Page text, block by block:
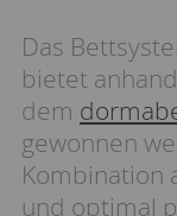
Das
bietet
dem
gewonnen
Kombination
und optimal